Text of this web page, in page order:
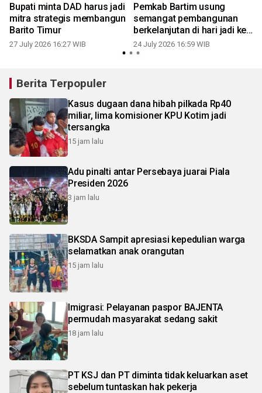
Bupati minta DAD harus jadi
mitra strategis membangun
Barito Timur
27 July 2026 16:27 WIB
Pemkab Bartim usung
semangat pembangunan
berkelanjutan di hari jadi ke-
24
24 July 2026 16:59 WIB
Berita Terpopuler
Kasus dugaan dana hibah pilkada Rp40
miliar, lima komisioner KPU Kotim jadi
tersangka
15 jam lalu
Adu pinalti antar Persebaya juarai Piala
Presiden 2026
3 jam lalu
BKSDA Sampit apresiasi kepedulian warga
selamatkan anak orangutan
15 jam lalu
Imigrasi: Pelayanan paspor BAJENTA
permudah masyarakat sedang sakit
18 jam lalu
PT KSJ dan PT diminta tidak keluarkan aset
sebelum tuntaskan hak pekerja